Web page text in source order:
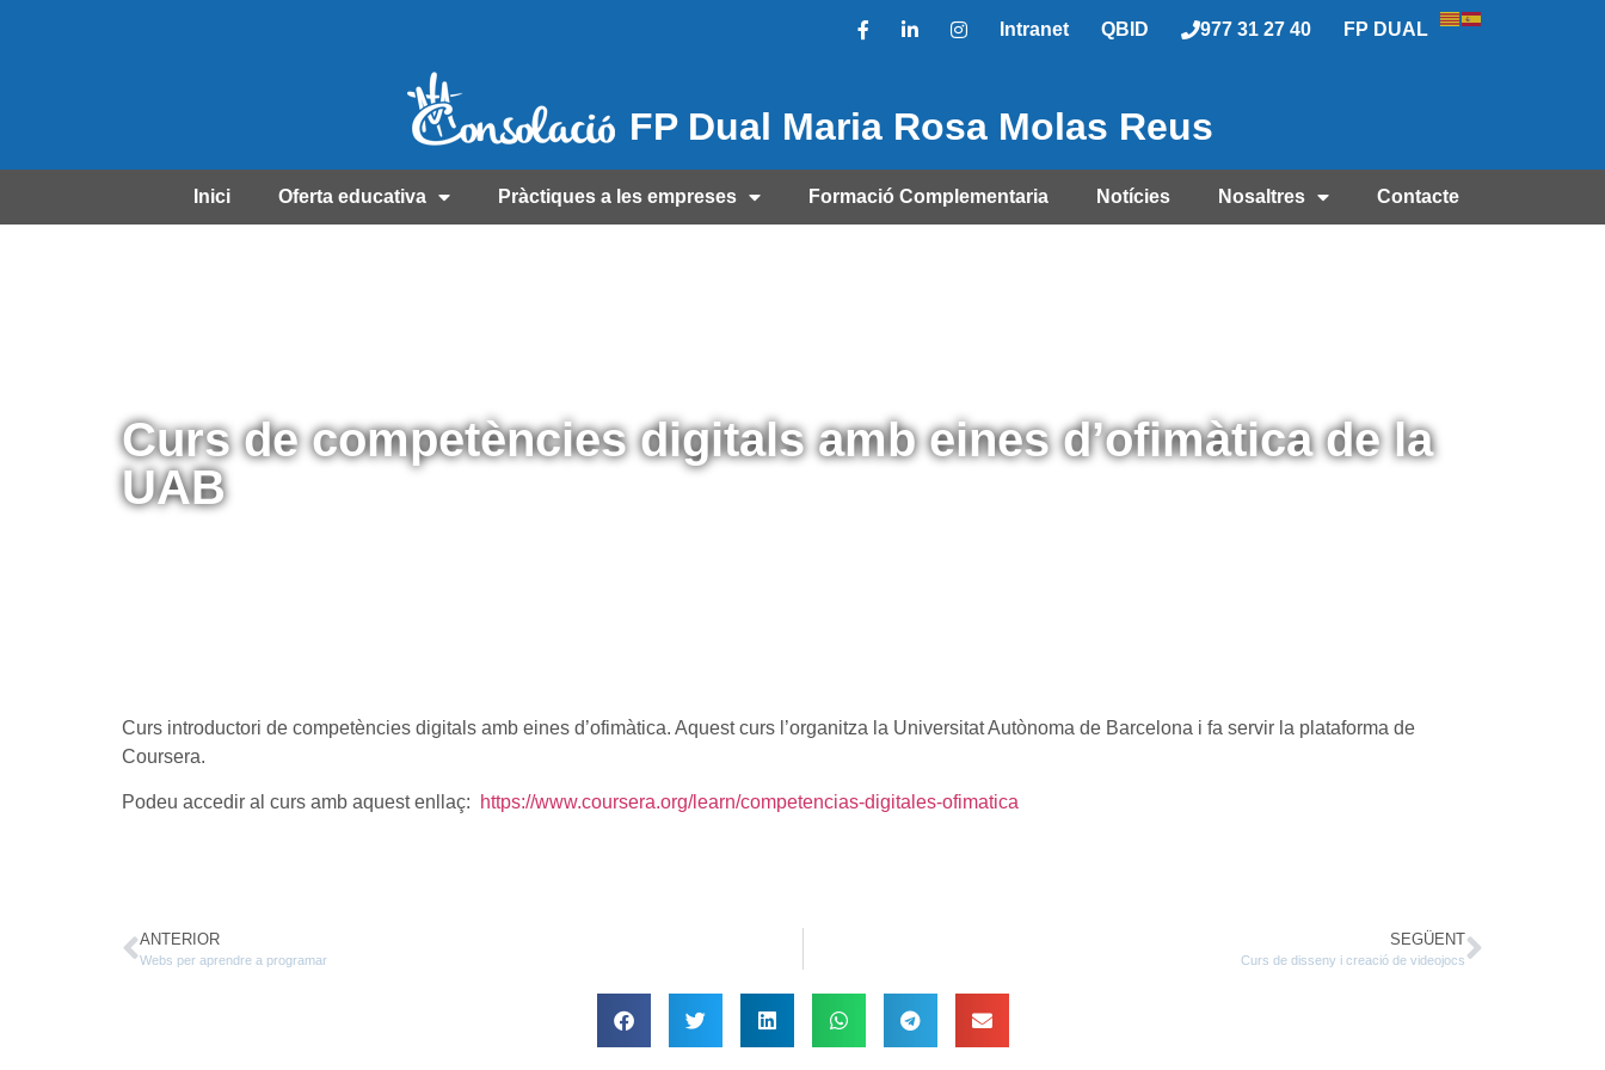
Intranet QBID 977 31 27 40 FP DUAL
FP Dual Maria Rosa Molas Reus
Inici Oferta educativa Pràctiques a les empreses Formació Complementaria Notícies Nosaltres Contacte
Curs de competències digitals amb eines d’ofimàtica de la
UAB
Curs introductori de competències digitals amb eines d’ofimàtica. Aquest curs l’organitza la Universitat Autònoma de Barcelona i fa servir la plataforma de
Coursera.
Podeu accedir al curs amb aquest enllaç: https://www.coursera.org/learn/competencias-digitales-ofimatica
ANTERIOR
Webs per aprendre a programar
SEGÜENT
Curs de disseny i creació de videojocs